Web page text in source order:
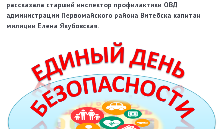
рассказала старший инспектор профилактики ОВД
администрации Первомайского района Витебска капитан
милиции Елена Якубовская.